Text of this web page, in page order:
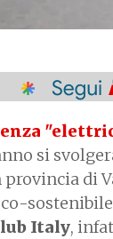
si
provincia
Italy,